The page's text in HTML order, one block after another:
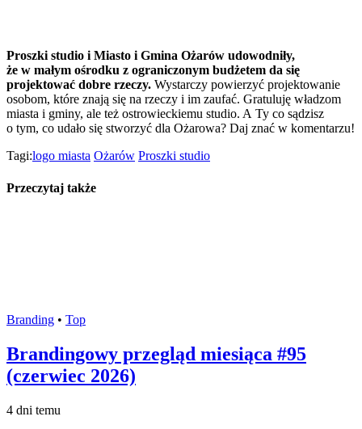
Proszki studio i Miasto i Gmina Ożarów udowodniły,
że w małym ośrodku z ograniczonym budżetem da się
projektować dobre rzeczy. Wystarczy powierzyć projektowanie
osobom, które znają się na rzeczy i im zaufać. Gratuluję władzom
miasta i gminy, ale też ostrowieckiemu studio. A Ty co sądzisz
o tym, co udało się stworzyć dla Ożarowa? Daj znać w komentarzu!
Tagi:logo miasta Ożarów Proszki studio
Przeczytaj także
Branding • Top
Brandingowy przegląd miesiąca #95
(czerwiec 2026)
4 dni temu